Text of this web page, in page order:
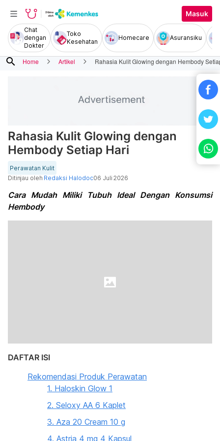
Masuk
Chat
dengan
Dokter
Toko
Kesehatan
Homecare Asuransiku
search Home Artikel Rahasia Kulit Glowing dengan Hembody
Rahasia Kulit Glowing dengan
Hembody Setiap Hari
Perawatan Kulit
Ditinjau oleh Redaksi Halodoc06 Juli 2026
Cara Mudah Miliki Tubuh Ideal Dengan Konsumsi
Hembody
DAFTAR ISI
Rekomendasi Produk Perawatan
1. Haloskin Glow 1
2. Seloxy AA 6 Kaplet
3. Aza 20 Cream 10 g
4. Astria 4 mg 4 Kapsul